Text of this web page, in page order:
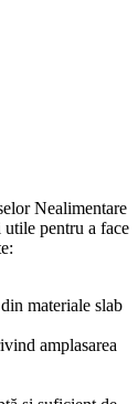
Nealimentare
pentru a face
materiale slab
amplasarea